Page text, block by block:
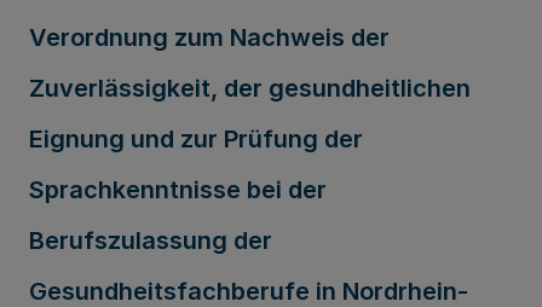
Verordnung zum Nachweis der
Zuverlässigkeit, der gesundheitlichen
Eignung und zur Prüfung der
Sprachkenntnisse bei der
Berufszulassung der
Gesundheitsfachberufe in Nordrhein-